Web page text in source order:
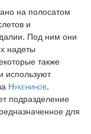
на полосатом
и
Под ним они
надеты
также
используют
Нукенинов,
подразделение
для